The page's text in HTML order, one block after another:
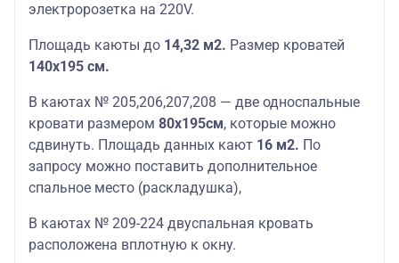
электророзетка на 220V.
Площадь каюты до 14,32 м2. Размер кроватей
140х195 см.
В каютах № 205,206,207,208 — две односпальные
кровати размером 80х195см, которые можно
сдвинуть. Площадь данных кают 16 м2. По
запросу можно поставить дополнительное
спальное место (раскладушка),
В каютах № 209-224 двуспальная кровать
расположена вплотную к окну.